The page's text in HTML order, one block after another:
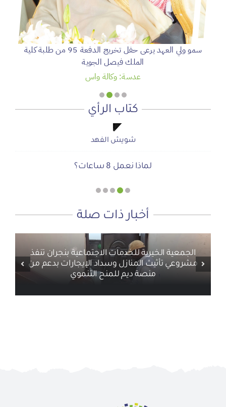
سمو ولي العهد يرعى حفل تخريج الدفعة 95 من طلبة كلية
الملك فيصل الجوية
عدسة: وكالة واس
كتاب الرأي
أ.محمد سمحان آل منصور
المنطقة الآمنة
صحيفة المشهد الإخبارية
الحوار الصامت بين الروح والأرض
شويش الفهد
دعوة للاحتفال بمنجزات الرؤية
صحيفة المشهد الإخبارية
أجتاحني الخريف .. و أعادني الربيع
شويش الفهد
لماذا نعمل 8 ساعات؟
أخبار ذات صلة
الجمعية الخيرية للخدمات الاجتماعية بنجران تنفذ
مشروعي تأثيث المنازل وسداد الإيجارات بدعم من
منصة ديم للمنح التنموي